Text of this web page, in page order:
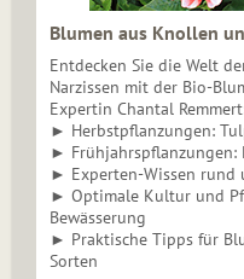
Blumen aus Knollen
Entdecken Sie die Welt
Narzissen mit der Bio-
Expertin Chantal
► Herbstpflanzungen:
► Frühjahrspflanzungen:
► Experten-Wissen rund
► Optimale Kultur und
Bewässerung
► Praktische Tipps für
Sorten